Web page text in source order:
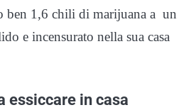
ben 1,6 chili di marijuana a un
e incensurato nella sua casa
essiccare in casa